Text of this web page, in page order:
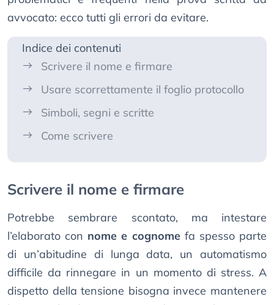
avvocato: ecco tutti gli errori da evitare.
Indice dei contenuti
Scrivere il nome e firmare
Usare scorrettamente il foglio protocollo
Simboli, segni e scritte
Come scrivere
Scrivere il nome e firmare
Potrebbe sembrare scontato, ma intestare
l’elaborato con nome e cognomefa spesso parte
di un’abitudine di lunga data, un automatismo
difficile da rinnegare in un momento di stress. A
dispetto della tensione bisogna invece mantenere